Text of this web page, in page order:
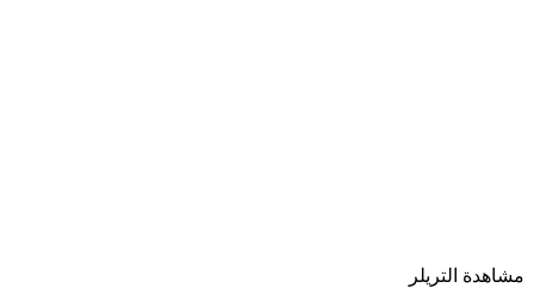
مشاهدة التريلر